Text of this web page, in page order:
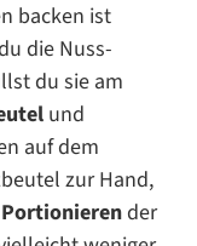
backen ist
die Nuss-
du sie am
und
auf dem
zur Hand,
der